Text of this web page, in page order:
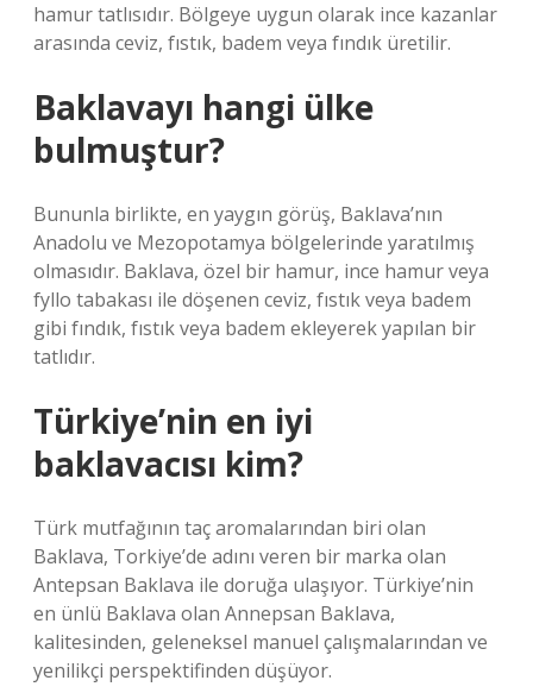
hamur tatlısıdır. Bölgeye uygun olarak ince kazanlar
arasında ceviz, fıstık, badem veya fındık üretilir.
Baklavayı hangi ülke
bulmuştur?
Bununla birlikte, en yaygın görüş, Baklava’nın
Anadolu ve Mezopotamya bölgelerinde yaratılmış
olmasıdır. Baklava, özel bir hamur, ince hamur veya
fyllo tabakası ile döşenen ceviz, fıstık veya badem
gibi fındık, fıstık veya badem ekleyerek yapılan bir
tatlıdır.
Türkiye’nin en iyi
baklavacısı kim?
Türk mutfağının taç aromalarından biri olan
Baklava, Torkiye’de adını veren bir marka olan
Antepsan Baklava ile doruğa ulaşıyor. Türkiye’nin
en ünlü Baklava olan Annepsan Baklava,
kalitesinden, geleneksel manuel çalışmalarından ve
yenilikçi perspektifinden düşüyor.